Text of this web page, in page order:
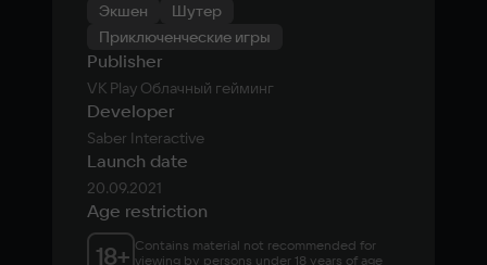
Экшен
Шутер
Приключенческие игры
Publisher
VK Play Облачный гейминг
Developer
Saber Interactive
Launch date
20.09.2021
Age restriction
18+ Contains material not recommended for
viewing by persons under 18 years of age